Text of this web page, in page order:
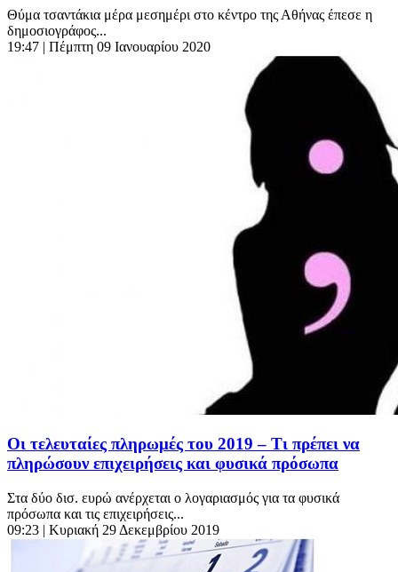
Θύμα τσαντάκια μέρα μεσημέρι στο κέντρο της Αθήνας έπεσε η
δημοσιογράφος...
19:47 | Πέμπτη 09 Ιανουαρίου 2020
Οι τελευταίες πληρωμές του 2019 – Τι πρέπει να
πληρώσουν επιχειρήσεις και φυσικά πρόσωπα
Στα δύο δισ. ευρώ ανέρχεται ο λογαριασμός για τα φυσικά
πρόσωπα και τις επιχειρήσεις...
09:23 | Κυριακή 29 Δεκεμβρίου 2019